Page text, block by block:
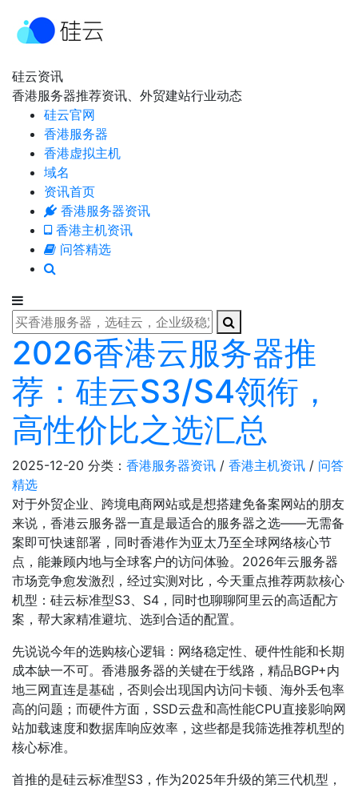
硅云资讯
香港服务器推荐资讯、外贸建站行业动态
硅云官网
香港服务器
香港虚拟主机
域名
资讯首页
香港服务器资讯
香港主机资讯
问答精选
2026香港云服务器推
荐：硅云S3/S4领衔，
高性价比之选汇总
2025-12-20 分类： 香港服务器资讯 / 香港主机资讯 / 问答
精选
对于外贸企业、跨境电商网站或是想搭建免备案网站的朋友
来说，香港云服务器一直是最适合的服务器之选——无需备
案即可快速部署，同时香港作为亚太乃至全球网络核心节
点，能兼顾内地与全球客户的访问体验。2026年云服务器
市场竞争愈发激烈，经过实测对比，今天重点推荐两款核心
机型：硅云标准型S3、S4，同时也聊聊阿里云的高适配方
案，帮大家精准避坑、选到合适的配置。
先说说今年的选购核心逻辑：网络稳定性、硬件性能和长期
成本缺一不可。香港服务器的关键在于线路，精品BGP+内
地三网直连是基础，否则会出现国内访问卡顿、海外丢包率
高的问题；而硬件方面，SSD云盘和高性能CPU直接影响网
站加载速度和数据库响应效率，这些都是我筛选推荐机型的
核心标准。
首推的是硅云标准型S3，作为2025年升级的第三代机型，